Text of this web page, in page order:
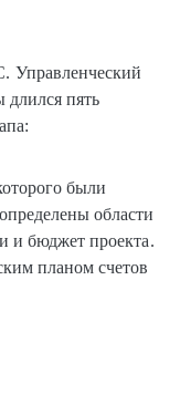
пять
были
области
и бюджет проекта.
планом счетов